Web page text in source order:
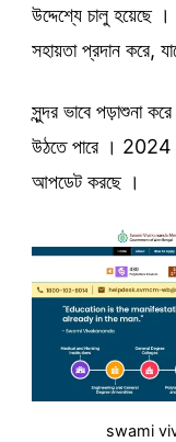
উদ্দেশ্যে চালু হয়েছে ।
সহায়তা প্রদান করে,
সুন্দর ভাবে পড়াশুনা
উঠতে পারে । 2024 -
আপডেট করছে ।
swami